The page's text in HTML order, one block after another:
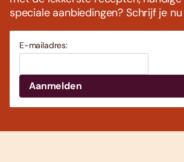
speciale aanbiedingen? Schrijf je nu
E-mailadres: